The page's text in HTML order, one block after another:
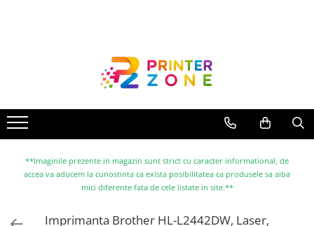
Imprimante cu jet
Multifunctionale laser
Multifunctionale cu jet
Imprimante etichete
**Imaginile prezente in magazin sunt strict cu caracter informational, de
accea va aducem la cunostinta ca exista posibilitatea ca produsele sa aiba
mici diferente fata de cele listate in site.**
Imprimanta Brother HL-L2442DW, Laser,